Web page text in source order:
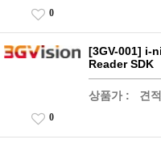
0
[3GV-001] i-
Reader SDK
상품가 : 견
0